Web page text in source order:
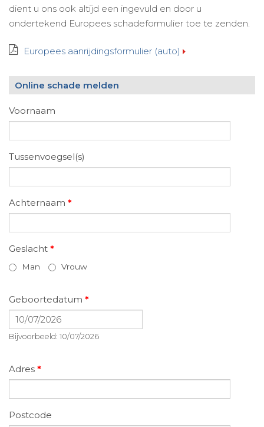
dient u ons ook altijd een ingevuld en door u
ondertekend Europees schadeformulier toe te zenden.
Europees aanrijdingsformulier (auto)
Online schade melden
Voornaam
Tussenvoegsel(s)
Achternaam *
Geslacht *
Man Vrouw
Geboortedatum *
Datum
Bijvoorbeeld: 10/07/2026
Adres *
Postcode